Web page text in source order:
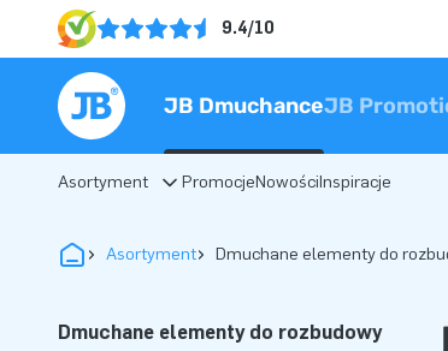
9.4/10
JB DmuchanceJB
Asortyment PromocjeNowościInspiracje
Asortyment Dmuchane elementy do
Dmuchane elementy do rozbudowy